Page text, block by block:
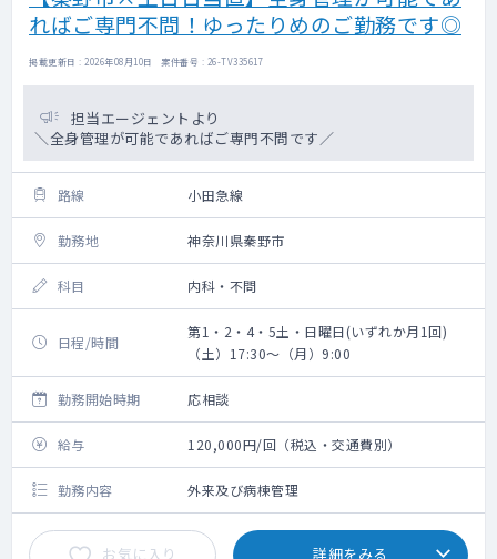
ればご専門不問！ゆったりめのご勤務です◎
掲載更新日 : 2026年08月10日 案件番号 : 26-TV335617
担当エージェントより
＼全身管理が可能であればご専門不問です／
路線 小田急線
勤務地 神奈川県秦野市
科目 内科・不問
日程/時間
第1・2・4・5土・日曜日(いずれか月1回)
（土）17:30～（月）9:00
勤務開始時期 応相談
給与 120,000円/回（税込・交通費別）
勤務内容 外来及び病棟管理
お気に入り 詳細をみる